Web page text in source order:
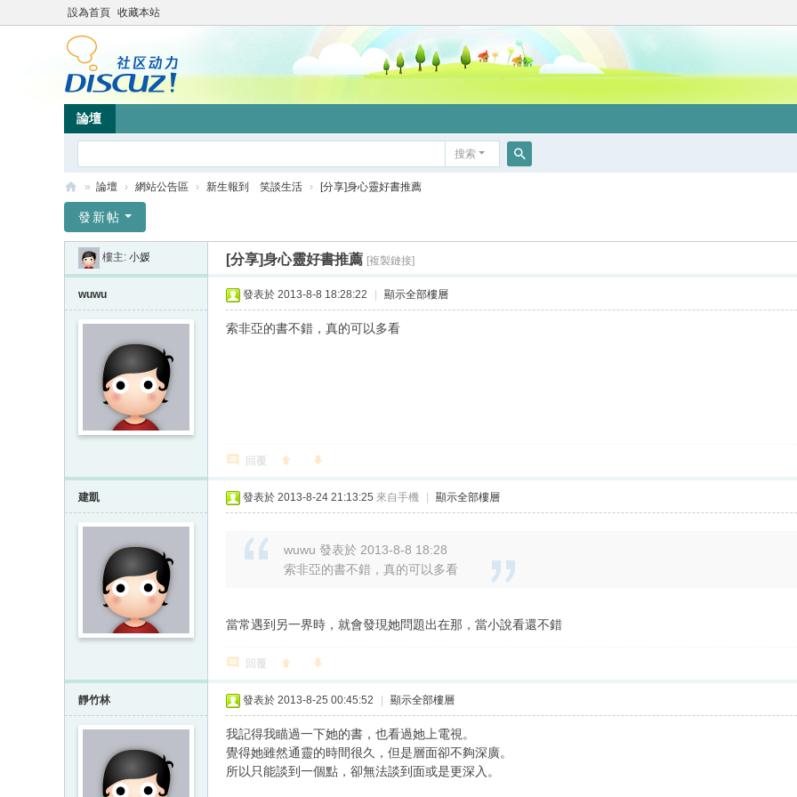
設為首頁 收藏本站
論壇
搜索
竹
» 論壇 › 網站公告區 › 新生報到 笑談生活 › [分享]身心靈好書推薦
發新帖
樓主: 小媛 [分享]身心靈好書推薦 [複製鏈接]
wuwu 發表於 2013-8-8 18:28:22 顯示全部樓層
索非亞的書不錯，真的可以多看
回覆
建凱 發表於 2013-8-24 21:13:25 來自手機 顯示全部樓層
wuwu 發表於 2013-8-8 18:28
索非亞的書不錯，真的可以多看
當常遇到另一界時，就會發現她問題出在那，當小說看還不錯
回覆
靜竹林 發表於 2013-8-25 00:45:52 顯示全部樓層
我記得我瞄過一下她的書，也看過她上電視。
覺得她雖然通靈的時間很久，但是層面卻不夠深廣。
所以只能談到一個點，卻無法談到面或是更深入。